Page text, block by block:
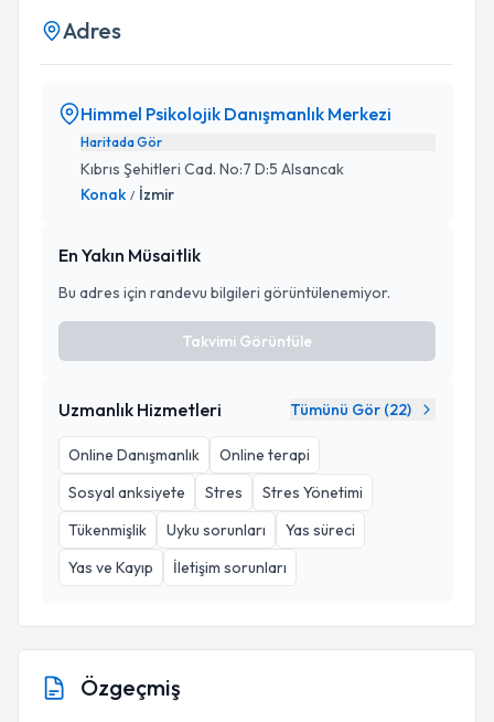
Adres
Himmel Psikolojik Danışmanlık Merkezi
Haritada Gör
Kıbrıs Şehitleri Cad. No:7 D:5 Alsancak
Konak / İzmir
En Yakın Müsaitlik
Bu adres için randevu bilgileri görüntülenemiyor.
Takvimi Görüntüle
Uzmanlık Hizmetleri Tümünü Gör (22)
Online Danışmanlık
Online terapi
Sosyal anksiyete
Stres
Stres Yönetimi
Tükenmişlik
Uyku sorunları
Yas süreci
Yas ve Kayıp
İletişim sorunları
Özgeçmiş